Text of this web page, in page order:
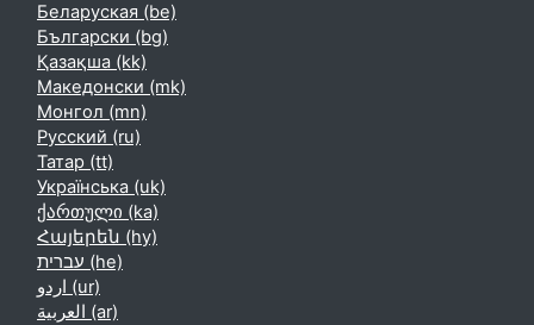
Беларуская ‎(be)‎
Български ‎(bg)‎
Қазақша ‎(kk)‎
Македонски ‎(mk)‎
Монгол ‎(mn)‎
Русский ‎(ru)‎
Татар ‎(tt)‎
Українська ‎(uk)‎
ქართული ‎(ka)‎
Հայերեն ‎(hy)‎
עברית ‎(he)‎
اردو ‎(ur)‎
العربية ‎(ar)‎